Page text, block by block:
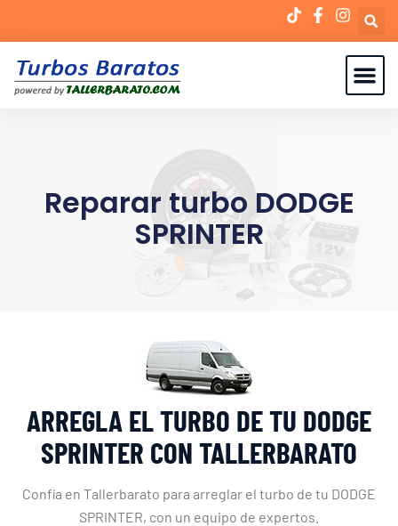
Reparar turbo DODGE
SPRINTER
ARREGLA EL TURBO DE TU DODGE
SPRINTER CON TALLERBARATO
Confía en Tallerbarato para arreglar el turbo de tu DODGE
SPRINTER, con un equipo de expertos.